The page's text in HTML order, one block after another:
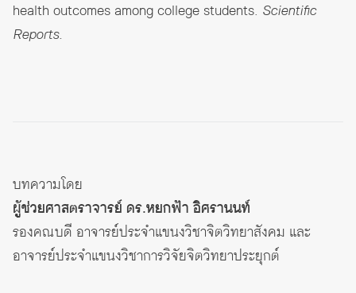
health outcomes among college students. Scientific
Reports.
บทความโดย
ผู้ช่วยศาสตราจารย์ ดร.หยกฟ้า อิศรานนท์
รองคณบดี อาจารย์ประจำแขนงวิชาจิตวิทยาสังคม และ
อาจารย์ประจำแขนงวิชาการวิจัยจิตวิทยาประยุกต์